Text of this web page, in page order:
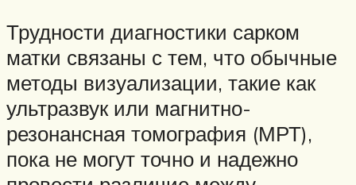
Трудности диагностики сарком
матки связаны с тем, что обычные
методы визуализации, такие как
ультразвук или магнитно-
резонансная томография (МРТ),
пока не могут точно и надежно